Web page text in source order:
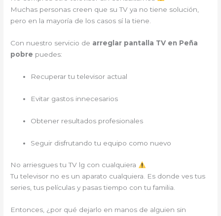
Muchas personas creen que su TV ya no tiene solución,
pero en la mayoría de los casos sí la tiene.
Con nuestro servicio de arreglar pantalla TV en Peña
pobre puedes:
Recuperar tu televisor actual
Evitar gastos innecesarios
Obtener resultados profesionales
Seguir disfrutando tu equipo como nuevo
No arriesgues tu TV lg con cualquiera
Tu televisor no es un aparato cualquiera. Es donde ves tus
series, tus películas y pasas tiempo con tu familia.
Entonces, ¿por qué dejarlo en manos de alguien sin